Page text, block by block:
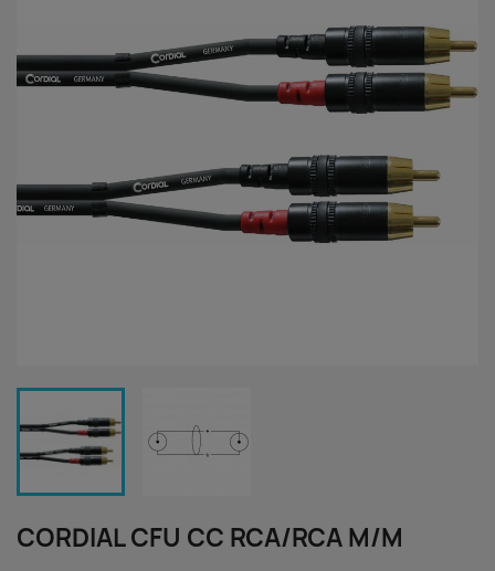
CORDIAL CFU CC RCA/RCA M/M